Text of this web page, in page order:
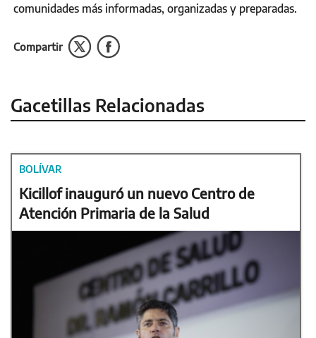
comunidades más informadas, organizadas y preparadas.
Compartir
Gacetillas Relacionadas
BOLÍVAR
Kicillof inauguró un nuevo Centro de
Atención Primaria de la Salud